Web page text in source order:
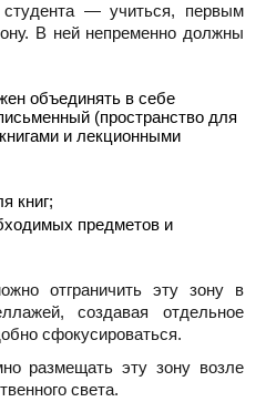
— учиться, первым
В ней непременно должны
объединять в себе
(пространство для
и лекционными
книг;
предметов и
отграничить эту зону в
создавая отдельное
сфокусироваться.
размещать эту зону возле
света.